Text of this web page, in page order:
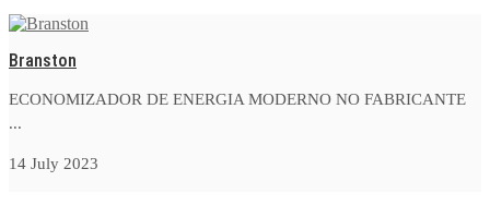
Branston
ECONOMIZADOR DE ENERGIA MODERNO NO FABRICANTE
...
14 July 2023